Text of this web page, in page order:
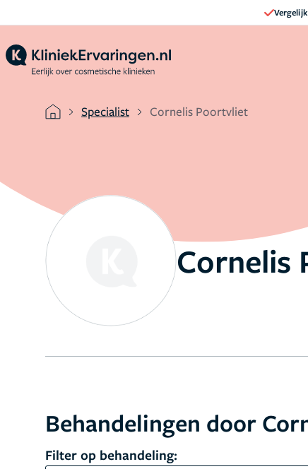
Specialist Cornelis Poortvliet
Cornelis
Behandelingen door
Filter op behandeling: